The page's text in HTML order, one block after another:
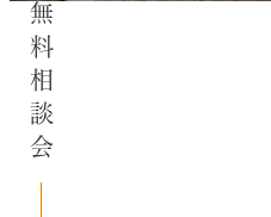
無料相談会